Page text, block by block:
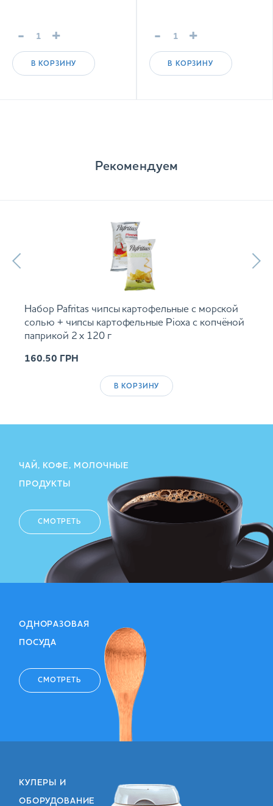
- +
В КОРЗИНУ
- +
В КОРЗИНУ
Рекомендуем
Набор Pafritas чипсы картофельные с морской
солью + чипсы картофельные Ріоха с копчёной
паприкой 2 х 120 г
160.50 ГРН
В КОРЗИНУ
ЧАЙ, КОФЕ, МОЛОЧНЫЕ
ПРОДУКТЫ
СМОТРЕТЬ
ОДНОРАЗОВАЯ
ПОСУДА
СМОТРЕТЬ
КУЛЕРЫ И
ОБОРУДОВАНИЕ